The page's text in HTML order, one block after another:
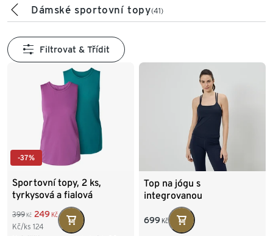
Dámské sportovní topy(41)
Filtrovat & Třídit
-37%
Sportovní topy, 2 ks,
tyrkysová a fialová
399 Kč 249 Kč
Kč/ks 124
Top na jógu s
integrovanou
podprsenkou
699 Kč